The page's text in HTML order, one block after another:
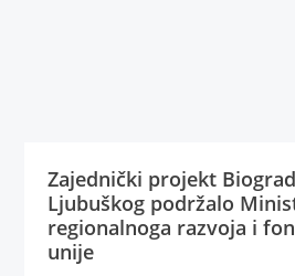
Zajednički projekt
Ljubuškog podržalo
regionalnoga razvoja i
unije